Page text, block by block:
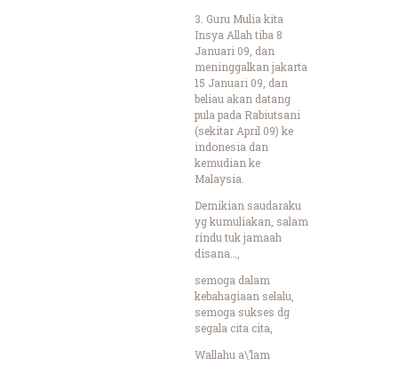
3. Guru Mulia kita
Insya Allah tiba 8
Januari 09, dan
meninggalkan jakarta
15 Januari 09, dan
beliau akan datang
pula pada Rabiutsani
(sekitar April 09) ke
indonesia dan
kemudian ke
Malaysia.
Demikian saudaraku
yg kumuliakan, salam
rindu tuk jamaah
disana…,
semoga dalam
kebahagiaan selalu,
semoga sukses dg
segala cita cita,
Wallahu a\’lam